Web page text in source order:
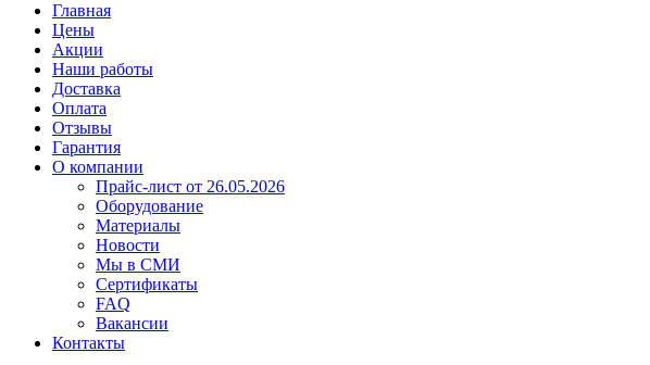
Главная
Цены
Акции
Наши работы
Доставка
Оплата
Отзывы
Гарантия
О компании
Прайс-лист от 26.05.2026
Оборудование
Материалы
Новости
Мы в СМИ
Сертификаты
FAQ
Вакансии
Контакты